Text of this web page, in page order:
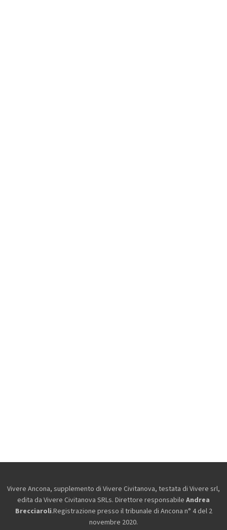
Vivere Ancona, supplemento di Vivere Civitanova, testata di Vivere srl,
edita da Vivere Civitanova SRLs. Direttore responsabile Andrea
Brecciaroli.Registrazione presso il tribunale di Ancona n° 4 del 2
novembre 2020.